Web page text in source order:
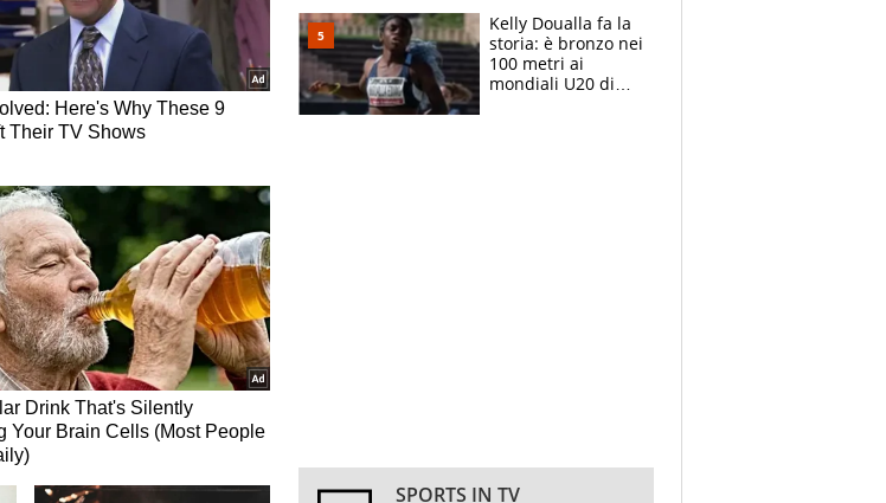
Kelly Doualla fa la
storia: è bronzo nei
100 metri ai
mondiali U20 di
SPORTS IN TV